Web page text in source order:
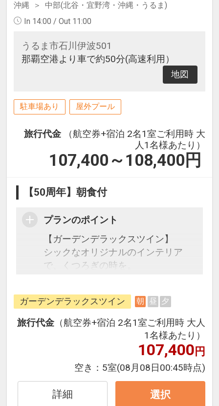
沖縄
中部(北谷・宜野湾・沖縄・うるま)
In 14:00 / Out 11:00
うるま市石川伊波501
那覇空港より車で約50分(高速利用）
地図
駐車場あり 屋外プール
旅行代金
（航空券+宿泊 2名1室ご利用時 大
人1名様あたり）
107,400～108,400 円
【50周年】朝食付
プランのポイント
【ガーデンデラックスツイン】
シックなオリジナルのインテリア
で、くつろぎの時を。
スソルト等使い心地にこだわったア
メニティ。沖縄海洋深層水で作られ
た化粧水をご用意。肌ざわりの良い
コットン100％のオリジナルナイト
美と健康をテーマに体にやさしい沖
縄食材を使ったヘルシーな朝食ブッ
ガーデンデラックスツイン 朝 昼 夕
旅行代金 （航空券+宿泊 2名1室ご利用時 大人
1名様あたり）
107,400円
空き： 5室(08月08日00:45時点)
詳細 選択